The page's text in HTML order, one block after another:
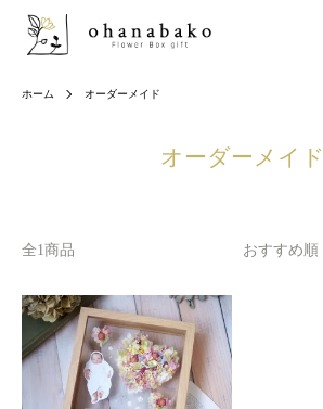
ホーム オーダーメイド
オーダーメイド
全1商品 おすすめ順